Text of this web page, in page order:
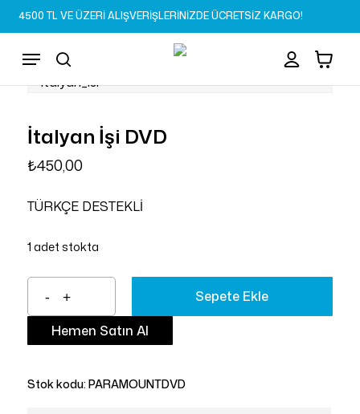
Skip
to
content
4500 TL VE ÜZERİ ALIŞVERİŞLERİNİZDE ÜCRETSİZ KARGO!
search
Menu Sepet Close
Cart
İtalyan İşi DVD
₺450,00
TÜRKÇE DESTEKLİ
1 adet stokta
Sepete Ekle
Hemen Satın Al
Stok kodu: PARAMOUNTDVD